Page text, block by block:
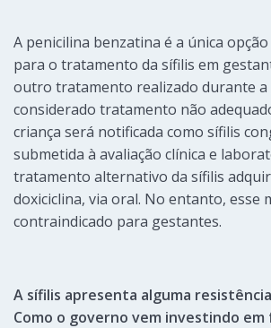
A penicilina benzatina é a única
para o tratamento da sífilis em
outro tratamento realizado durante a
considerado tratamento não
criança será notificada como sífilis
submetida à avaliação clínica e
tratamento alternativo da sífilis
doxiciclina, via oral. No entanto, esse
contraindicado para gestantes.
A sífilis apresenta alguma
Como o governo vem investindo